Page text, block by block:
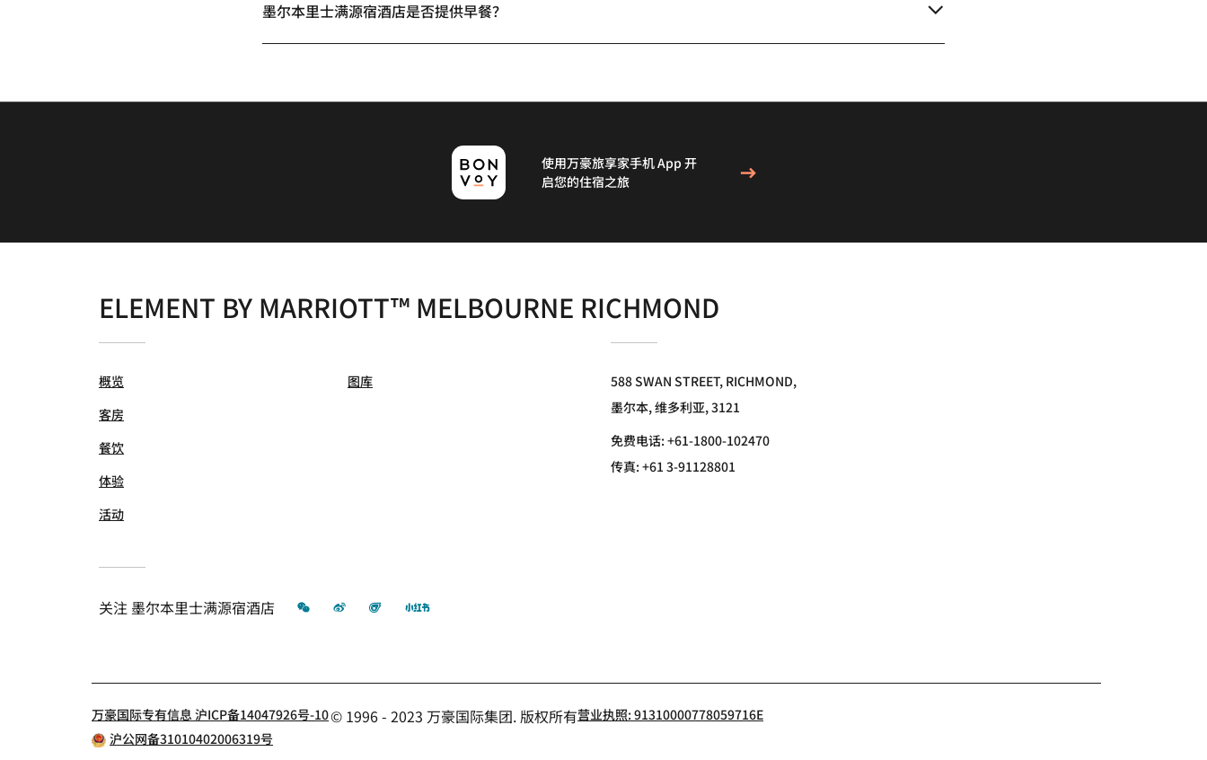
墨尔本里士满源宿酒店是否提供早餐？
使用万豪旅享家手机 App 开
启您的住宿之旅
ELEMENT BY MARRIOTT™ MELBOURNE RICHMOND
概览
客房
餐饮
体验
活动
图库
588 SWAN STREET, RICHMOND,
墨尔本, 维多利亚, 3121
免费电话:+61-1800-102470
传真:+61 3-91128801
关注 墨尔本里士满源宿酒店 微信 微博 飞猪 小红书
万豪国际专有信息 沪ICP备14047926号-10© 1996 - 2023 万豪国际集团. 版权所有营业执照: 91310000778059716E
沪公网备31010402006319号